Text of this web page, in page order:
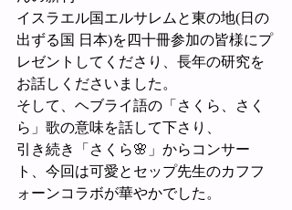
イスラエル国エルサレムと東の地(日の
出ずる国 日本)を四十冊参加の皆様にプ
レゼントしてくださり、長年の研究を
お話しくださいました。
そして、ヘブライ語の「さくら、さく
ら」歌の意味を話して下さり、
引き続き「さくら🌸」からコンサー
ト、今回は可愛とセップ先生のカフフ
ォーンコラボが華やかでした。